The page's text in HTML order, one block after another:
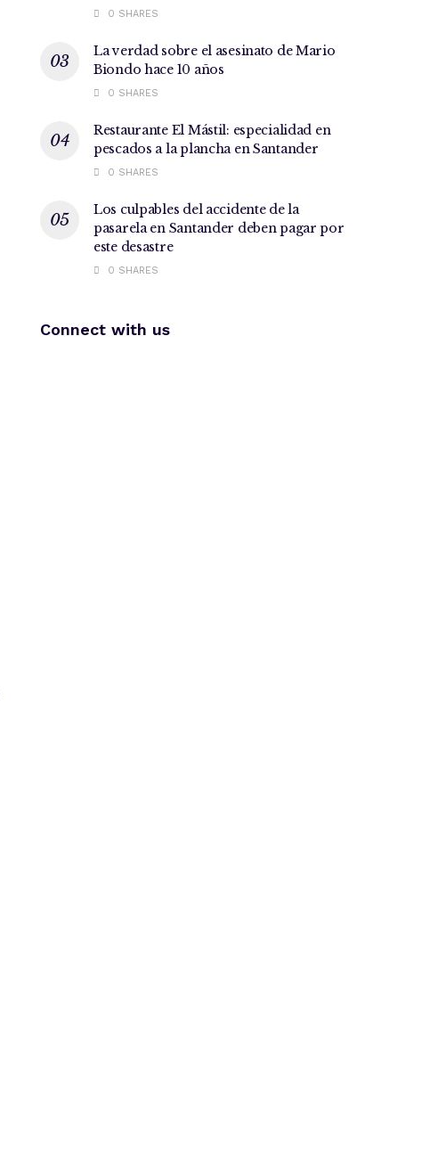
0 SHARES
La verdad sobre el asesinato de Mario
Biondo hace 10 años
0 SHARES
Restaurante El Mástil: especialidad en
pescados a la plancha en Santander
0 SHARES
Los culpables del accidente de la
pasarela en Santander deben pagar por
este desastre
0 SHARES
Connect with us